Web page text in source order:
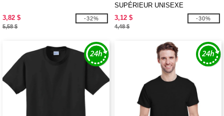
3,82 $
5,58 $
-32%
SUPÉRIEUR UNISEXE
3,12 $
4,48 $
-30%